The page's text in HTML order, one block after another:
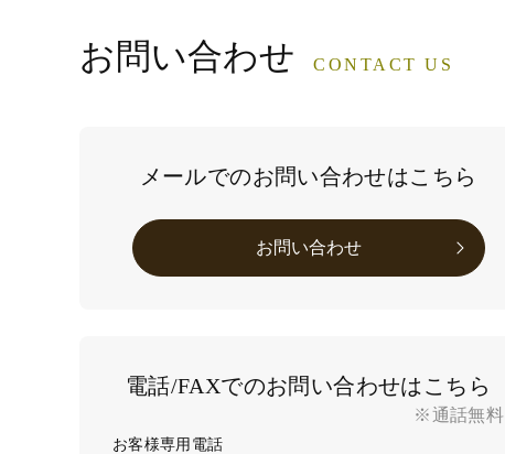
お問い合わせ CONTACT US
メールでのお問い合わせはこちら
お問い合わせ
電話/FAXでのお問い合わせはこちら
※通話無料
お客様専用電話